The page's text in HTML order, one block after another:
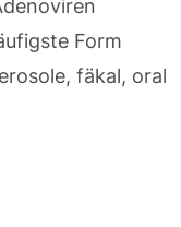
Form
fäkal, oral